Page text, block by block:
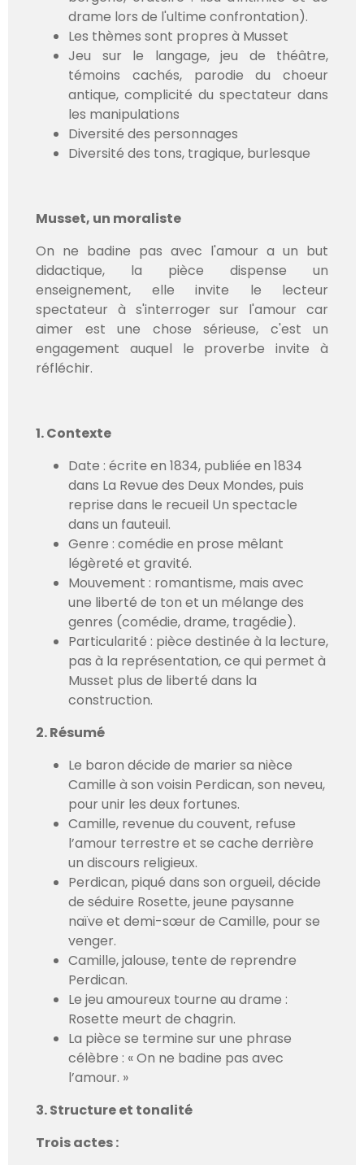
drame lors de l'ultime confrontation).
Les thèmes sont propres à Musset
Jeu sur le langage, jeu de théâtre,
témoins cachés, parodie du choeur
antique, complicité du spectateur dans
les manipulations
Diversité des personnages
Diversité des tons, tragique, burlesque
Musset, un moraliste
On ne badine pas avec l'amour a un but
didactique, la pièce dispense un
enseignement, elle invite le lecteur
spectateur à s'interroger sur l'amour car
aimer est une chose sérieuse, c'est un
engagement auquel le proverbe invite à
réfléchir.
1. Contexte
Date : écrite en 1834, publiée en 1834
dans La Revue des Deux Mondes, puis
reprise dans le recueil Un spectacle
dans un fauteuil.
Genre : comédie en prose mêlant
légèreté et gravité.
Mouvement : romantisme, mais avec
une liberté de ton et un mélange des
genres (comédie, drame, tragédie).
Particularité : pièce destinée à la lecture,
pas à la représentation, ce qui permet à
Musset plus de liberté dans la
construction.
2. Résumé
Le baron décide de marier sa nièce
Camille à son voisin Perdican, son neveu,
pour unir les deux fortunes.
Camille, revenue du couvent, refuse
l’amour terrestre et se cache derrière
un discours religieux.
Perdican, piqué dans son orgueil, décide
de séduire Rosette, jeune paysanne
naïve et demi-sœur de Camille, pour se
venger.
Camille, jalouse, tente de reprendre
Perdican.
Le jeu amoureux tourne au drame :
Rosette meurt de chagrin.
La pièce se termine sur une phrase
célèbre : « On ne badine pas avec
l’amour. »
3. Structure et tonalité
Trois actes :